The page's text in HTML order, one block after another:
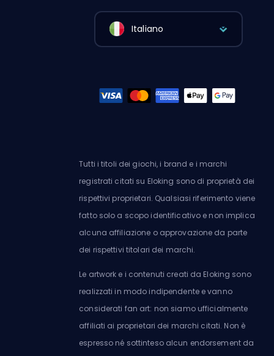
Italiano
Tutti i titoli dei giochi, i brand e i marchi
registrati citati su Eloking sono di proprietà dei
rispettivi proprietari. Qualsiasi riferimento viene
fatto solo a scopo identificativo e non implica
alcuna affiliazione o approvazione da parte
dei rispettivi titolari dei marchi.
Le artwork e i contenuti creati da Eloking sono
realizzati in modo indipendente e vanno
considerati fan art: non siamo ufficialmente
affiliati ai proprietari dei marchi citati. Non è
espresso né sottinteso alcun endorsement da